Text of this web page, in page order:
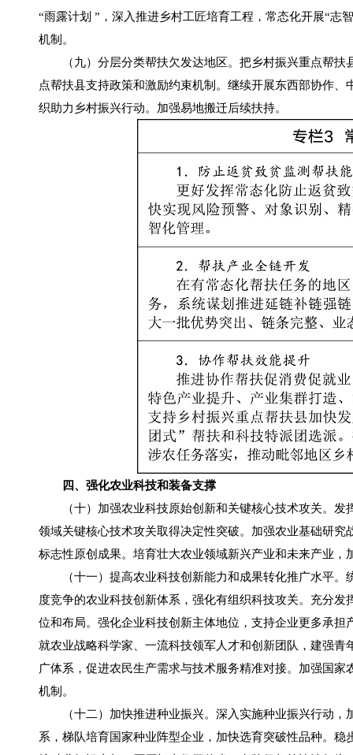
“雨露计划 ”，深入推进乡村工匠培育工程，常态化开展“志
机制。
（九）分层分类帮扶欠发达地区。把乡村振兴重点帮扶
点帮扶县支持政策和激励约束机制。继续开展东西部协作
织助力乡村振兴行动。加强易地搬迁后续扶持。
四、强化农业科技和装备支撑
（十）加强农业科技原始创新和关键核心技术攻关。发
领域关键核心技术攻关取得决定性突破。加强农业基础研
标志性原创成果。培育壮大农业领域新兴产业和未来产业，
（十一）提高农业科技创新能力和成果转化推广水平。
度竞争的农业科技创新体系，强化有组织科技攻关。充分
位和布局。强化企业科技创新主体地位，支持企业更多承
就农业战略科学家、一流科技领军人才和创新团队，建强
广体系，促进农民生产需求与技术服务精准对接。加强国
机制。
（十二）加快推进种业振兴。深入实施种业振兴行动，
系，梯队培育国家种业阵型企业，加快选育突破性品种。